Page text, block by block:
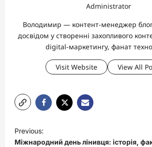
Administrator
Володимир — контент-менеджер
досвідом у створенні захопливого
digital-маркетингу, фанат
Visit Website View All
P
o
Previous:
Міжнародний день лінивця: історія,